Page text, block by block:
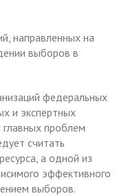
направленных на
выборов в
федеральных
и экспертных
главных проблем
считать
а одной из
эффективного
выборов.